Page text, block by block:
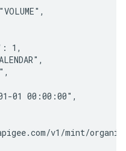
1,
01 00:00:00",
v1/mint/